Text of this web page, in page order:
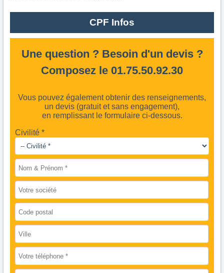
CPF Infos
Une question ? Besoin d'un devis ?
Composez le 01.75.50.92.30
Vous pouvez également obtenir des renseignements,
un devis (gratuit et sans engagement),
en remplissant le formulaire ci-dessous.
Civilité *